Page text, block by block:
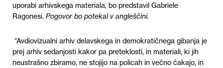
uporabi arhivskega materiala, bo predstavil Gabriele
Ragonesi. Pogovor bo potekal v angleščini.
“Avdiovizualni arhiv delavskega in demokratičnega gibanja je
prej arhiv sedanjosti kakor pa preteklosti, in materiali, ki jih
neustrašno zbiramo, ne stojijo na policah in večno čakajo, in